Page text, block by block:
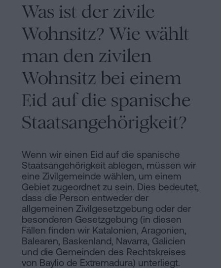
Was ist der zivile
Wohnsitz? Wie wählt
man den zivilen
Wohnsitz bei einem
Eid auf die spanische
Staatsangehörigkeit?
Wenn wir einen Eid auf die spanische
Staatsangehörigkeit ablegen, müssen wir
eine Zivilgemeinde wählen, um einem
Gebiet zugeordnet zu sein. Dies bedeutet,
dass die Person entweder der
allgemeinen Zivilgesetzgebung oder der
besonderen Gesetzgebung (in diesen
Fällen finden wir Katalonien, Aragonien,
Balearen, Baskenland, Navarra, Galicien
und die Gemeinden des Rechtskreises
von Baylio de Extremadura) unterliegt.